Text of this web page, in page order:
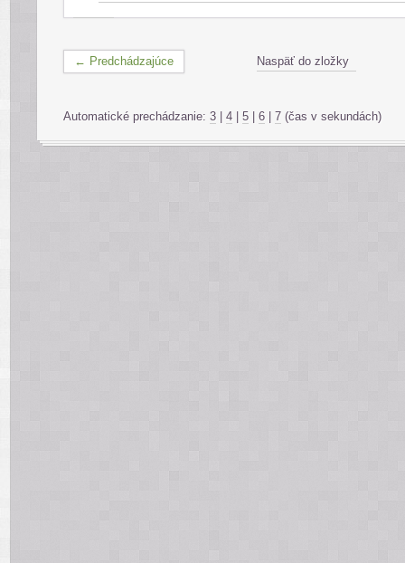
← Predchádzajúce Naspäť do zložky
Automatické prechádzanie: 3 4 5 6 7 (čas v sekundách)